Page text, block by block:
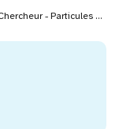
Chercheur - Particules des hautes énergies aux collisionneurs